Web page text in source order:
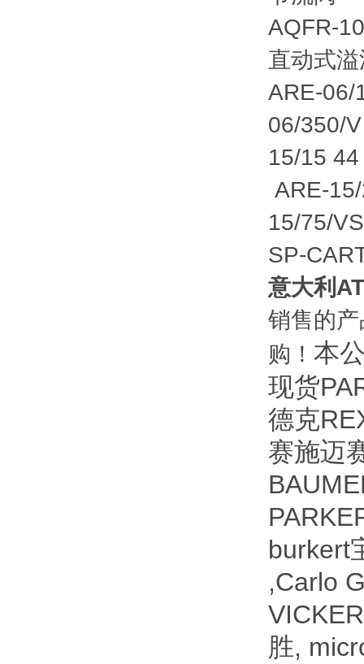
AQFR-
直动式
ARE-06/
06/350/
15/15
ARE-
15/75/
SP-
意大利
销售的
购！ 本
现货
德克
赛施迈
burkert
,Carlo
胜,